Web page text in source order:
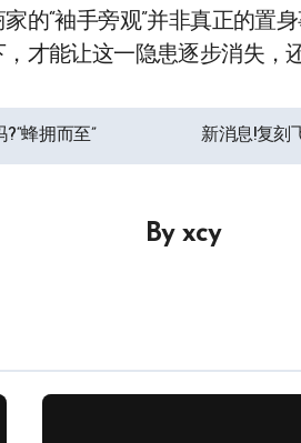
的“袖手旁观”并非真正的置
才能让这一隐患逐步消失，
蜂拥而至” 新消息!复刻
By xcy